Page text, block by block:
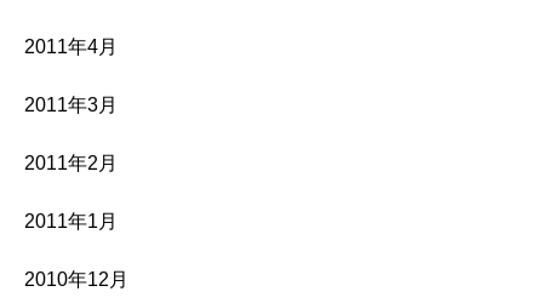
2011年4月
2011年3月
2011年2月
2011年1月
2010年12月